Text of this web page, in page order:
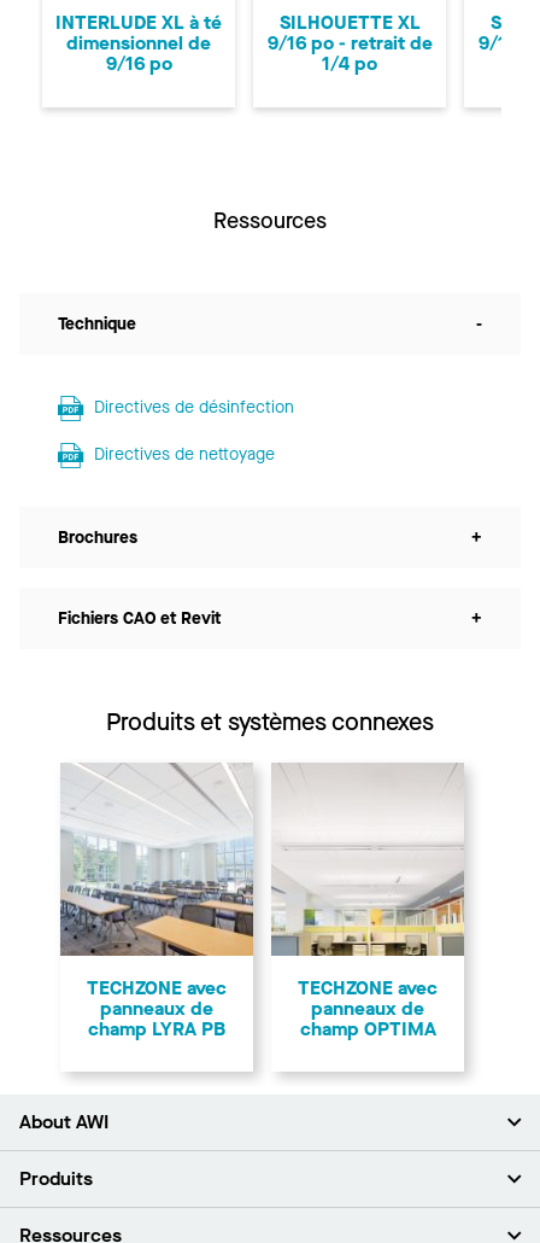
INTERLUDE XL à té
dimensionnel de
9/16 po
SILHOUETTE XL
9/16 po - retrait de
1/4 po
9/16
Ressources
Technique -
Directives de désinfection
Directives de nettoyage
Brochures +
Fichiers CAO et Revit +
Produits et systèmes connexes
TECHZONE avec
panneaux de
champ LYRA PB
TECHZONE avec
panneaux de
champ OPTIMA
About AWI
À propos de nous
Produits
Plafonds
Ressources